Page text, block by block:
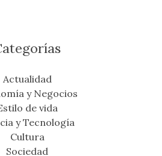
Actualidad
y Negocios
de vida
y Tecnología
Cultura
Sociedad